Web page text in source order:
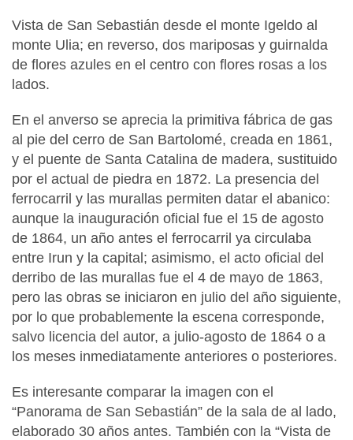
Vista de San Sebastián desde el monte Igeldo al
monte Ulia; en reverso, dos mariposas y guirnalda
de flores azules en el centro con flores rosas a los
lados.
En el anverso se aprecia la primitiva fábrica de gas
al pie del cerro de San Bartolomé, creada en 1861,
y el puente de Santa Catalina de madera, sustituido
por el actual de piedra en 1872. La presencia del
ferrocarril y las murallas permiten datar el abanico:
aunque la inauguración oficial fue el 15 de agosto
de 1864, un año antes el ferrocarril ya circulaba
entre Irun y la capital; asimismo, el acto oficial del
derribo de las murallas fue el 4 de mayo de 1863,
pero las obras se iniciaron en julio del año siguiente,
por lo que probablemente la escena corresponde,
salvo licencia del autor, a julio-agosto de 1864 o a
los meses inmediatamente anteriores o posteriores.
Es interesante comparar la imagen con el
“Panorama de San Sebastián” de la sala de al lado,
elaborado 30 años antes. También con la “Vista de